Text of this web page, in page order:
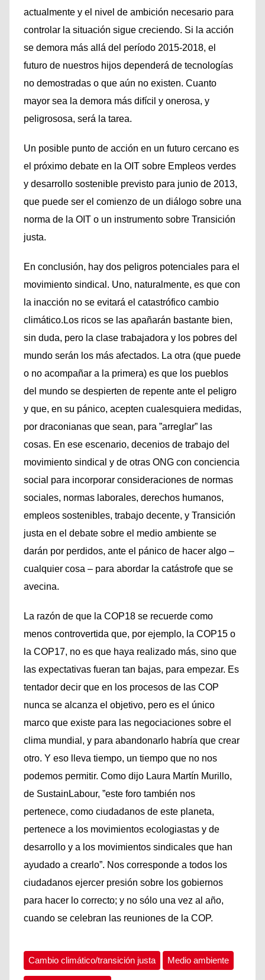
actualmente y el nivel de ambición necesario para
controlar la situación sigue creciendo. Si la acción
se demora más allá del período 2015-2018, el
futuro de nuestros hijos dependerá de tecnologías
no demostradas o que aún no existen. Cuanto
mayor sea la demora más difícil y onerosa, y
peligrososa, será la tarea.
Un posible punto de acción en un futuro cercano es
el próximo debate en la OIT sobre Empleos verdes
y desarrollo sostenible previsto para junio de 2013,
que puede ser el comienzo de un diálogo sobre una
norma de la OIT o un instrumento sobre Transición
justa.
En conclusión, hay dos peligros potenciales para el
movimiento sindical. Uno, naturalmente, es que con
la inacción no se evitará el catastrófico cambio
climático.Los ricos se las apañarán bastante bien,
sin duda, pero la clase trabajadora y los pobres del
mundo serán los más afectados. La otra (que puede
o no acompañar a la primera) es que los pueblos
del mundo se despierten de repente ante el peligro
y que, en su pánico, acepten cualesquiera medidas,
por draconianas que sean, para ”arreglar” las
cosas. En ese escenario, decenios de trabajo del
movimiento sindical y de otras ONG con conciencia
social para incorporar consideraciones de normas
sociales, normas laborales, derechos humanos,
empleos sostenibles, trabajo decente, y Transición
justa en el debate sobre el medio ambiente se
darán por perdidos, ante el pánico de hacer algo –
cualquier cosa – para abordar la catástrofe que se
avecina.
La razón de que la COP18 se recuerde como
menos controvertida que, por ejemplo, la COP15 o
la COP17, no es que haya realizado más, sino que
las expectativas fueran tan bajas, para empezar. Es
tentador decir que en los procesos de las COP
nunca se alcanza el objetivo, pero es el único
marco que existe para las negociaciones sobre el
clima mundial, y para abandonarlo habría que crear
otro. Y eso lleva tiempo, un tiempo que no nos
podemos permitir. Como dijo Laura Martín Murillo,
de SustainLabour, ”este foro también nos
pertenece, como ciudadanos de este planeta,
pertenece a los movimientos ecologiastas y de
desarrollo y a los movimientos sindicales que han
ayudado a crearlo”. Nos corresponde a todos los
ciudadanos ejercer presión sobre los gobiernos
para hacer lo correcto; y no sólo una vez al año,
cuando se celebran las reuniones de la COP.
Cambio climático/transición justa Medio ambiente